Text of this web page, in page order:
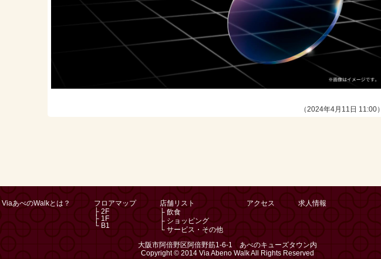
（2024年4月11日 11:00）
ViaあべのWalkとは？
フロアマップ
├ 2F
├ 1F
└ B1
店舗リスト
├ 飲食
├ ショッピング
└ サービス・その他
アクセス 求人情報
大阪市阿倍野区阿倍野筋1-6-1 あべのキューズタウン内
Copyright © 2014 Via Abeno Walk All Rights Reserved